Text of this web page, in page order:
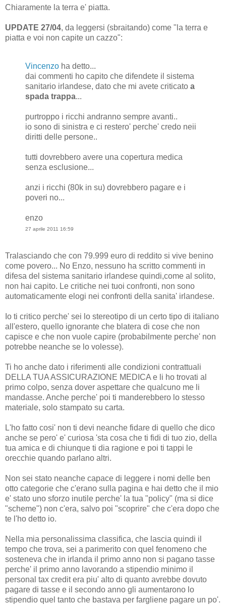
Chiaramente la terra e' piatta.
UPDATE 27/04, da leggersi (sbraitando) come "la terra e
piatta e voi non capite un cazzo":
Vincenzo ha detto...
dai commenti ho capito che difendete il sistema
sanitario irlandese, dato che mi avete criticato a
spada trappa...
purtroppo i ricchi andranno sempre avanti..
io sono di sinistra e ci restero' perche' credo neii
diritti delle persone..
tutti dovrebbero avere una copertura medica
senza esclusione...
anzi i ricchi (80k in su) dovrebbero pagare e i
poveri no...
enzo
27 aprile 2011 16:59
Tralasciando che con 79.999 euro di reddito si vive benino
come povero... No Enzo, nessuno ha scritto commenti in
difesa del sistema sanitario irlandese quindi,come al solito,
non hai capito. Le critiche nei tuoi confronti, non sono
automaticamente elogi nei confronti della sanita' irlandese.
Io ti critico perche' sei lo stereotipo di un certo tipo di italiano
all'estero, quello ignorante che blatera di cose che non
capisce e che non vuole capire (probabilmente perche' non
potrebbe neanche se lo volesse).
Ti ho anche dato i riferimenti alle condizioni contrattuali
DELLA TUA ASSICURAZIONE MEDICA e li ho trovati al
primo colpo, senza dover aspettare che qualcuno me li
mandasse. Anche perche' poi ti manderebbero lo stesso
materiale, solo stampato su carta.
L'ho fatto cosi' non ti devi neanche fidare di quello che dico
anche se pero' e' curiosa 'sta cosa che ti fidi di tuo zio, della
tua amica e di chiunque ti dia ragione e poi ti tappi le
orecchie quando parlano altri.
Non sei stato neanche capace di leggere i nomi delle ben
otto categorie che c'erano sulla pagina e hai detto che il mio
e' stato uno sforzo inutile perche' la tua "policy" (ma si dice
"scheme") non c'era, salvo poi "scoprire" che c'era dopo che
te l'ho detto io.
Nella mia personalissima classifica, che lascia quindi il
tempo che trova, sei a parimerito con quel fenomeno che
sosteneva che in irlanda il primo anno non si pagano tasse
perche' il primo anno lavorando a stipendio minimo il
personal tax credit era piu' alto di quanto avrebbe dovuto
pagare di tasse e il secondo anno gli aumentarono lo
stipendio quel tanto che bastava per fargliene pagare un po'.